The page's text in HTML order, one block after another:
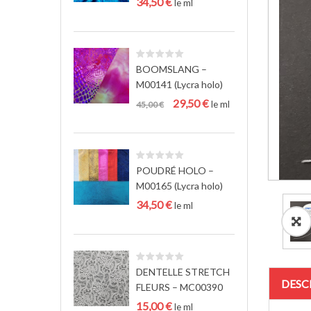
le ml
BOOMSLANG –
M00141 (Lycra holo)
45,00€
Le
45,00 €.
29,50€Le
le ml
POUDRÉ HOLO –
M00165 (Lycra holo)
34,50€le ml
DENTELLE STRETCH
FLEURS – MC00390
15,00€le ml